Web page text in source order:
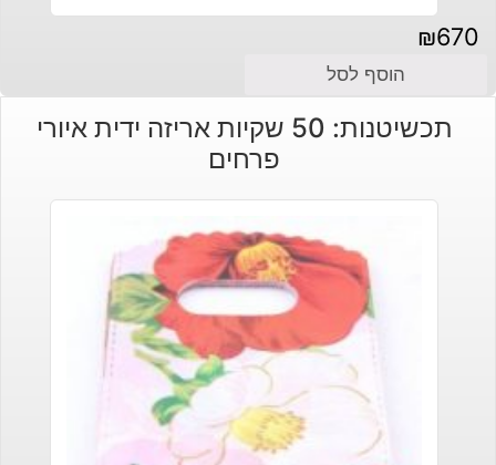
₪670
הוסף לסל
תכשיטנות: 50 שקיות אריזה ידית איורי
פרחים